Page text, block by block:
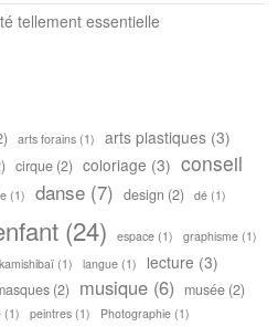
tellement essentielle
arts forains (1) arts plastiques (3)
cirque (2) coloriage (3) conseil
(1) danse (7) design (2) dé (1)
(24) espace (1) graphisme (1)
kamishibaï (1) langue (1) lecture (3)
(2) musique (6) musée (2)
(1) peintres (1) Photographie (1)